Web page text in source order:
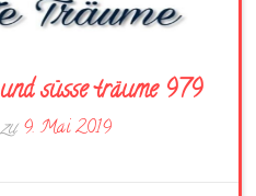
süsse träume 979
9. Mai 2019